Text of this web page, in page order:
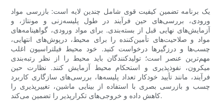
یک برنامه تضمین کیفیت قوی شامل چندین لایه است: بازرسی مواد
ورودی، بررسی‌های حین فرآیند در طول پلیسه‌زنی و مونتاژ، و
آزمایش‌های نهایی قبل از بسته‌بندی. برای مواد ورودی، گواهینامه‌های
مواد و صلاحیت‌های تأمین‌کننده را برای محیط، درپوش‌های انتهایی،
چسب‌ها و درزگیرها درخواست کنید. خود محیط فیلتراسیون اغلب
مهم‌ترین عنصر است؛ تولیدکنندگان باید محیط را از نظر رتبه‌بندی
میکرون، نفوذپذیری و استحکام محیط آزمایش کنند. نظارت حین
فرآیند، مانند تأیید خودکار تعداد پلیسه‌ها، بررسی‌های سازگاری کاربرد
چسب و بازرسی بصری با استفاده از بینایی ماشین، تغییرپذیری را
کاهش داده و خروجی‌های تکرارپذیر را تضمین می‌کند.